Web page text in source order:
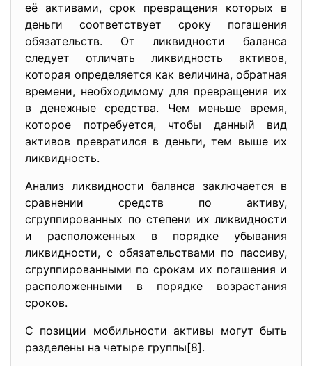
её активами, срок превращения которых в
деньги соответствует сроку погашения
обязательств. От ликвидности баланса
следует отличать ликвидность активов,
которая определяется как величина, обратная
времени, необходимому для превращения их
в денежные средства. Чем меньше время,
которое потребуется, чтобы данный вид
активов превратился в деньги, тем выше их
ликвидность.
Анализ ликвидности баланса заключается в
сравнении средств по активу,
сгруппированных по степени их ликвидности
и расположенных в порядке убывания
ликвидности, с обязательствами по пассиву,
сгруппированными по срокам их погашения и
расположенными в порядке возрастания
сроков.
С позиции мобильности активы могут быть
разделены на четыре группы[8].